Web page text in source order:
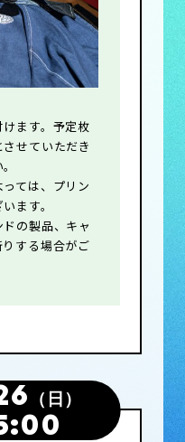
ます。予定枚
せていただき
ては、プリン
ます。
の製品、キャ
する場合がご
（日）